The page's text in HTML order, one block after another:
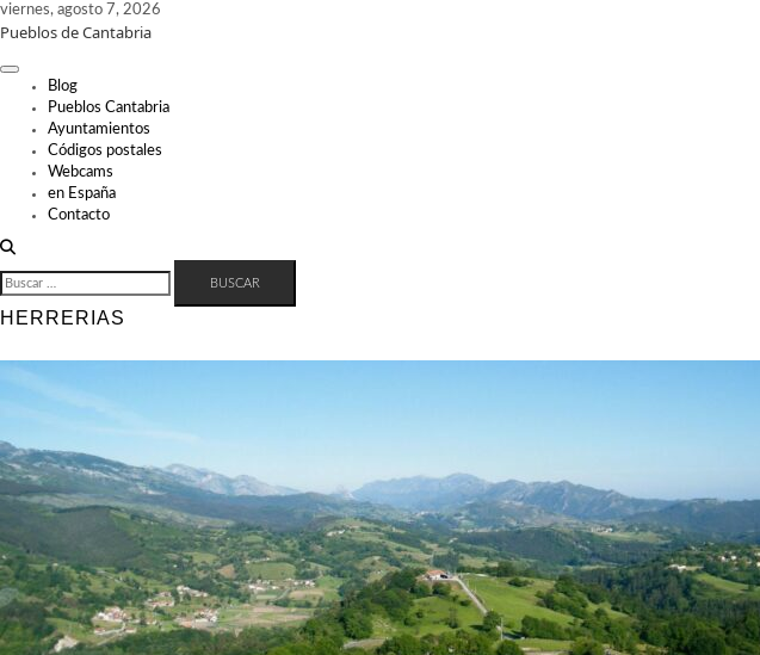
Skip
to
viernes, agosto 7, 2026
Pueblos de Cantabria
Blog
Pueblos Cantabria
Ayuntamientos
Códigos postales
Webcams
en España
Contacto
BUSCAR:
HERRERIAS